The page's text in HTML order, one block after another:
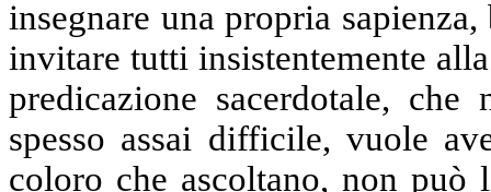
insegnare una propria
invitare tutti insistentemente
pre­dicazione sacerdotale,
spesso assai difficile, vuole
coloro che ascoltano, non